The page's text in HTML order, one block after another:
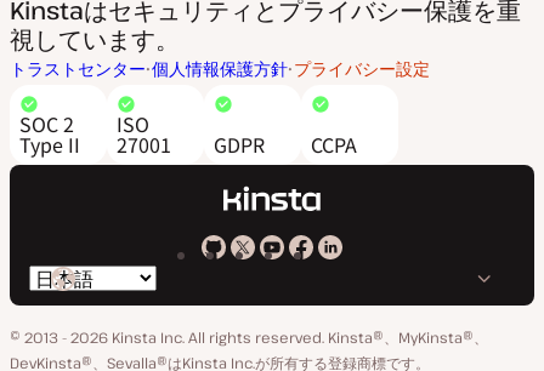
Kinstaはセキュリティとプライバシー保護を重
視しています。
トラストセンター 個人情報保護方針 プライバシー設定
SOC 2
Type II
ISO
27001 GDPR CCPA
Kinsta
GitHub
Kinsta
X
ア
Kinsta
YouTube
Kinsta
Facebook
Kinsta
LinkedIn
ペ
言
語
の
© 2013 - 2026 Kinsta Inc. All rights reserved. Kinsta®、MyKinsta®、
DevKinsta®、Sevalla®はKinsta Inc.が所有する登録商標です。